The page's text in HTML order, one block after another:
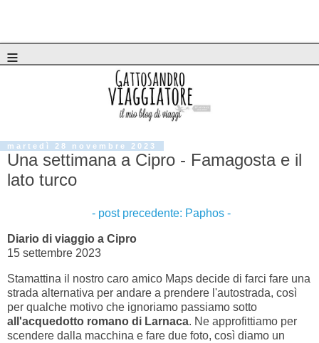
≡
martedì 28 novembre 2023
Una settimana a Cipro - Famagosta e il
lato turco
- post precedente: Paphos -
Diario di viaggio a Cipro
15 settembre 2023
Stamattina il nostro caro amico Maps decide di farci fare una
strada alternativa per andare a prendere l'autostrada, così
per qualche motivo che ignoriamo passiamo sotto
all'acquedotto romano di Larnaca. Ne approfittiamo per
scendere dalla macchina e fare due foto, così diamo un